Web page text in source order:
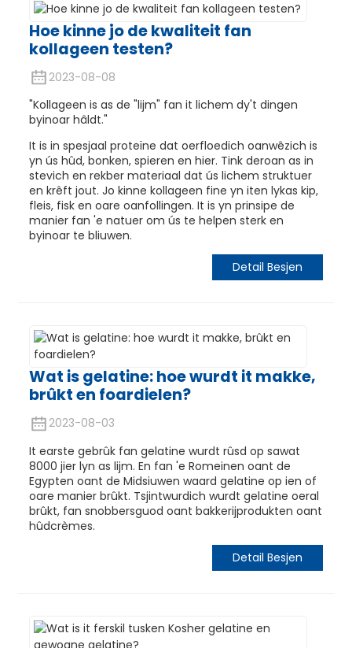
Hoe kinne jo de kwaliteit fan
kollageen testen?
2023-08-08
"Kollageen is as de "lijm" fan it lichem dy't dingen
byinoar hâldt."
It is in spesjaal proteïne dat oerfloedich oanwêzich is
yn ús hûd, bonken, spieren en hier. Tink deroan as in
stevich en rekber materiaal dat ús lichem struktuer
en krêft jout. Jo kinne kollageen fine yn iten lykas kip,
fleis, fisk en oare oanfollingen. It is yn prinsipe de
manier fan 'e natuer om ús te helpen sterk en
byinoar te bliuwen.
Detail Besjen
Wat is gelatine: hoe wurdt it makke,
brûkt en foardielen?
2023-08-03
It earste gebrûk fan gelatine wurdt rûsd op sawat
8000 jier lyn as lijm. En fan 'e Romeinen oant de
Egypten oant de Midsiuwen waard gelatine op ien of
oare manier brûkt. Tsjintwurdich wurdt gelatine oeral
brûkt, fan snobbersguod oant bakkerijprodukten oant
hûdcrèmes.
Detail Besjen